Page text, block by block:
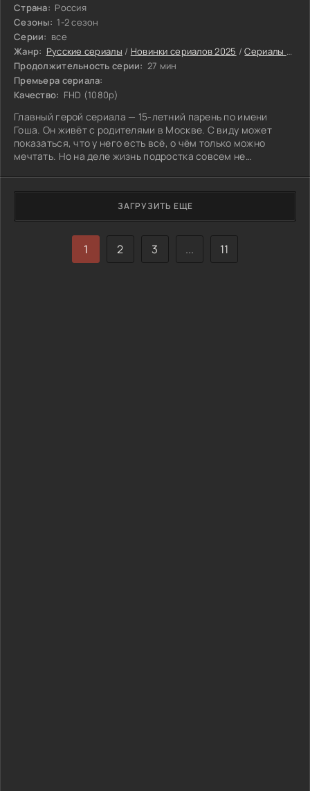
Страна: Россия
Сезоны: 1-2 сезон
Серии: все
Жанр: Русские сериалы / Новинки сериалов 2025 /Сериалы осени 2025
Продолжительность серии: 27 мин
Премьера сериала:
Качество: FHD (1080p)
Главный герой сериала — 15-летний парень по имени
Гоша. Он живёт с родителями в Москве. С виду может
показаться, что у него есть всё, о чём только можно
мечтать. Но на деле жизнь подростка совсем не
ЗАГРУЗИТЬ ЕЩЕ
1 2 3 ... 11